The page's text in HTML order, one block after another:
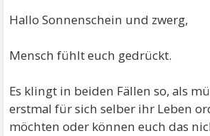
Hallo Sonnenschein und zwerg,
Mensch fühlt euch gedrückt.
Es klingt in beiden Fällen so, als
erstmal für sich selber ihr Leben
möchten oder können euch das